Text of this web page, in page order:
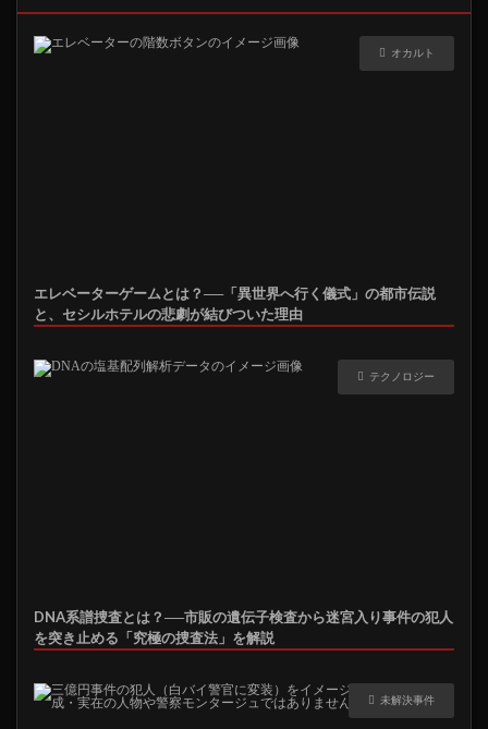
オカルト
エレベーターゲームとは？──「異世界へ行く儀式」の都市伝説
と、セシルホテルの悲劇が結びついた理由
テクノロジー
DNA系譜捜査とは？──市販の遺伝子検査から迷宮入り事件の犯人
を突き止める「究極の捜査法」を解説
未解決事件